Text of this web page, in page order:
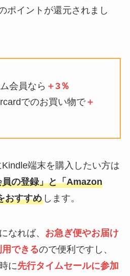
ポイントが還元されまし
会員なら ＋3％
でのお買い物で＋
端末を購入したい方は
の登録」と「Amazon
おすすめします。
なれば、 お急ぎ便やお届け
できるので便利ですし、
に先行タイムセールに参加